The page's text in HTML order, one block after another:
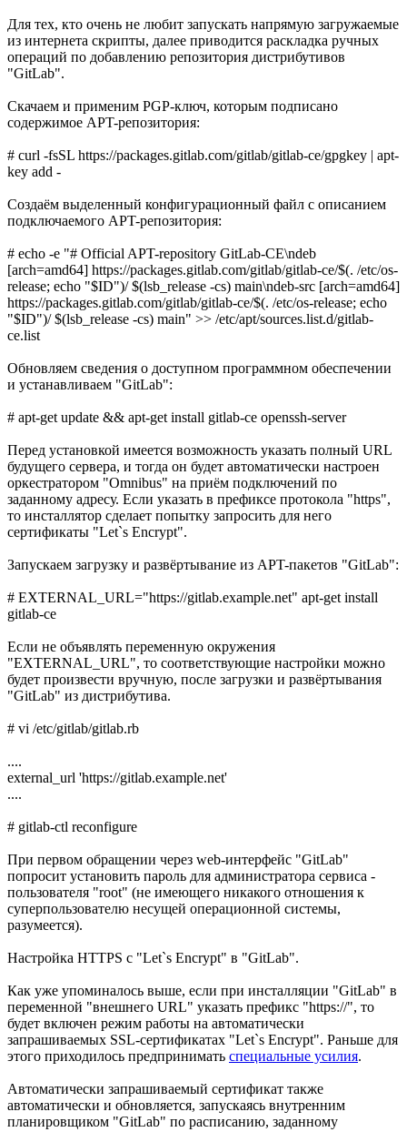
Для тех, кто очень не любит запускать напрямую загружаемые
из интернета скрипты, далее приводится раскладка ручных
операций по добавлению репозитория дистрибутивов
"GitLab".
Скачаем и применим PGP-ключ, которым подписано
содержимое APT-репозитория:
# curl -fsSL https://packages.gitlab.com/gitlab/gitlab-ce/gpgkey | apt-
key add -
Создаём выделенный конфигурационный файл с описанием
подключаемого APT-репозитория:
# echo -e "# Official APT-repository GitLab-CE\ndeb
[arch=amd64] https://packages.gitlab.com/gitlab/gitlab-ce/$(. /etc/os-
release; echo "$ID")/ $(lsb_release -cs) main\ndeb-src [arch=amd64]
https://packages.gitlab.com/gitlab/gitlab-ce/$(. /etc/os-release; echo
"$ID")/ $(lsb_release -cs) main" >> /etc/apt/sources.list.d/gitlab-
ce.list
Обновляем сведения о доступном программном обеспечении
и устанавливаем "GitLab":
# apt-get update && apt-get install gitlab-ce openssh-server
Перед установкой имеется возможность указать полный URL
будущего сервера, и тогда он будет автоматически настроен
оркестратором "Omnibus" на приём подключений по
заданному адресу. Если указать в префиксе протокола "https",
то инсталлятор сделает попытку запросить для него
сертификаты "Let`s Encrypt".
Запускаем загрузку и развёртывание из APT-пакетов "GitLab":
# EXTERNAL_URL="https://gitlab.example.net" apt-get install
gitlab-ce
Если не объявлять переменную окружения
"EXTERNAL_URL", то соответствующие настройки можно
будет произвести вручную, после загрузки и развёртывания
"GitLab" из дистрибутива.
# vi /etc/gitlab/gitlab.rb
....
external_url 'https://gitlab.example.net'
....
# gitlab-ctl reconfigure
При первом обращении через web-интерфейс "GitLab"
попросит установить пароль для администратора сервиса -
пользователя "root" (не имеющего никакого отношения к
суперпользователю несущей операционной системы,
разумеется).
Настройка HTTPS с "Let`s Encrypt" в "GitLab".
Как уже упоминалось выше, если при инсталляции "GitLab" в
переменной "внешнего URL" указать префикс "https://", то
будет включен режим работы на автоматически
запрашиваемых SSL-сертификатах "Let`s Encrypt". Раньше для
этого приходилось предпринимать специальные усилия.
Автоматически запрашиваемый сертификат также
автоматически и обновляется, запускаясь внутренним
планировщиком "GitLab" по расписанию, заданному